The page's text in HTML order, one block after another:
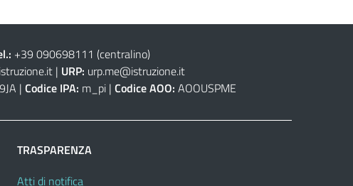
+39 090698111 (centralino)
| URP: urp.me@istruzione.it
| Codice IPA: m_pi | Codice AOO: AOOUSPME
TRASPARENZA
Atti di notifica